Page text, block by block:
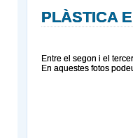
PLÀSTICA
Entre el segon i el
En aquestes fotos